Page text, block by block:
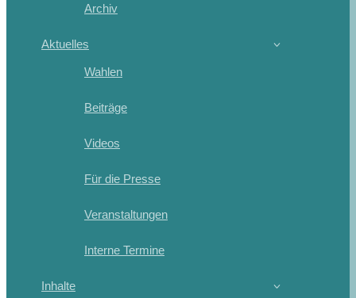
Archiv
Aktuelles
Wahlen
Beiträge
Videos
Für die Presse
Veranstaltungen
Interne Termine
Inhalte